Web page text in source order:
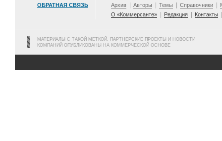
ОБРАТНАЯ СВЯЗЬ Архив Авторы Темы Справочники
О «Коммерсанте»
Редакция Контакты
МАТЕРИАЛЫ С ТАКОЙ МЕТКОЙ, ПАРТНЕРСКИЕ ПРОЕКТЫ И НОВОСТИ
КОМПАНИЙ ОПУБЛИКОВАНЫ НА КОММЕРЧЕСКОЙ ОСНОВЕ